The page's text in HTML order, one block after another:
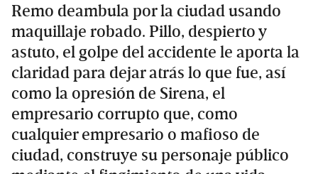
Remo deambula por la ciudad usando
maquillaje robado. Pillo, despierto y
astuto, el golpe del accidente le aporta la
claridad para dejar atrás lo que fue, así
como la opresión de Sirena, el
empresario corrupto que, como
cualquier empresario o mafioso de
ciudad, construye su personaje público